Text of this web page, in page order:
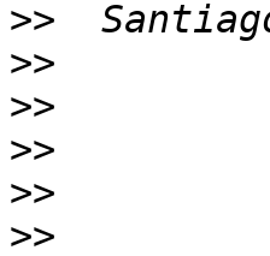
>>
>>
>>
>>
>>
>>